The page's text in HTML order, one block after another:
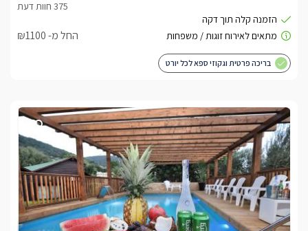
החל מ- ₪1100
בריכה פרטית וגקוזי ספא לכל יורט